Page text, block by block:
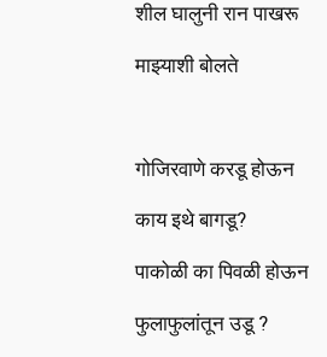
शील घालुनी रान पाखरू
माझ्याशी बोलते
गोजिरवाणे करडू होऊन
काय इथे बागडू?
पाकोळी का पिवळी होऊन
फुलाफुलांतून उडू ?